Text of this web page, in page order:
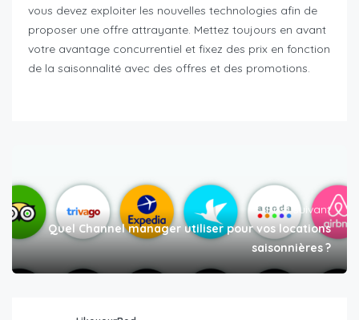
vous devez exploiter les nouvelles technologies afin de
proposer une offre attrayante. Mettez toujours en avant
votre avantage concurrentiel et fixez des prix en fonction
de la saisonnalité avec des offres et des promotions.
Post suivant
Quel Channel manager utiliser pour vos locations
saisonnières ?